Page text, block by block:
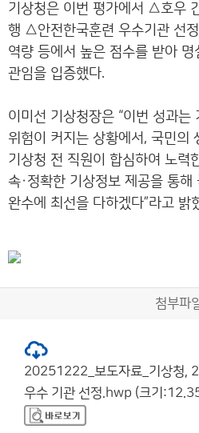
기상청은 이번 평가에서 △호우
행 △안전한국훈련 우수기관 선
역량 등에서 높은 점수를 받아 명
관임을 입증했다.
이미선 기상청장은 “이번 성과는
위험이 커지는 상황에서, 국민의
기상청 전 직원이 합심하여 노력
속·정확한 기상정보 제공을 통
완수에 최선을 다하겠다”라고 밝
첨부파
20251222_보도자료_기상청,
우수 기관 선정.hwp (크기